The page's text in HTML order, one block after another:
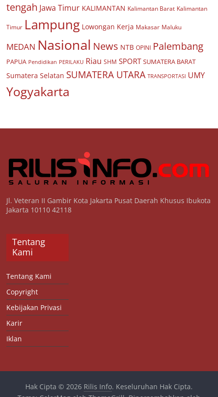
tengah Jawa Timur KALIMANTAN Kalimantan Barat Kalimantan
Timur Lampung Lowongan Kerja Makasar Maluku
MEDAN Nasional News NTB OPINI Palembang
PAPUA Pendidikan PERILAKU Riau SHM SPORT SUMATERA BARAT
Sumatera Selatan SUMATERA UTARA TRANSPORTASI UMY
Yogyakarta
Jl. Veteran II Gambir Kota Jakarta Pusat Daerah Khusus Ibukota
Jakarta 10110 42118
Tentang
Kami
Tentang Kami
Copyright
Kebijakan Privasi
Karir
Iklan
Hak Cipta © 2026 Rilis Info. Keseluruhan Hak Cipta.